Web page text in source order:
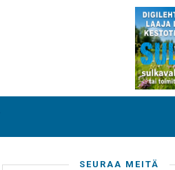
SEURAA MEITÄ